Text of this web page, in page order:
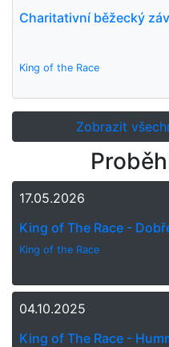
Charitativní běžecký
King of the Race
Zobrazit
17.05.2026
King of The Race -
King of the Race
04.10.2025
King of The Race -